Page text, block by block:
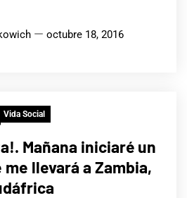
octubre 18, 2016
Vida Social
Mañana iniciaré un
llevará a Zambia,